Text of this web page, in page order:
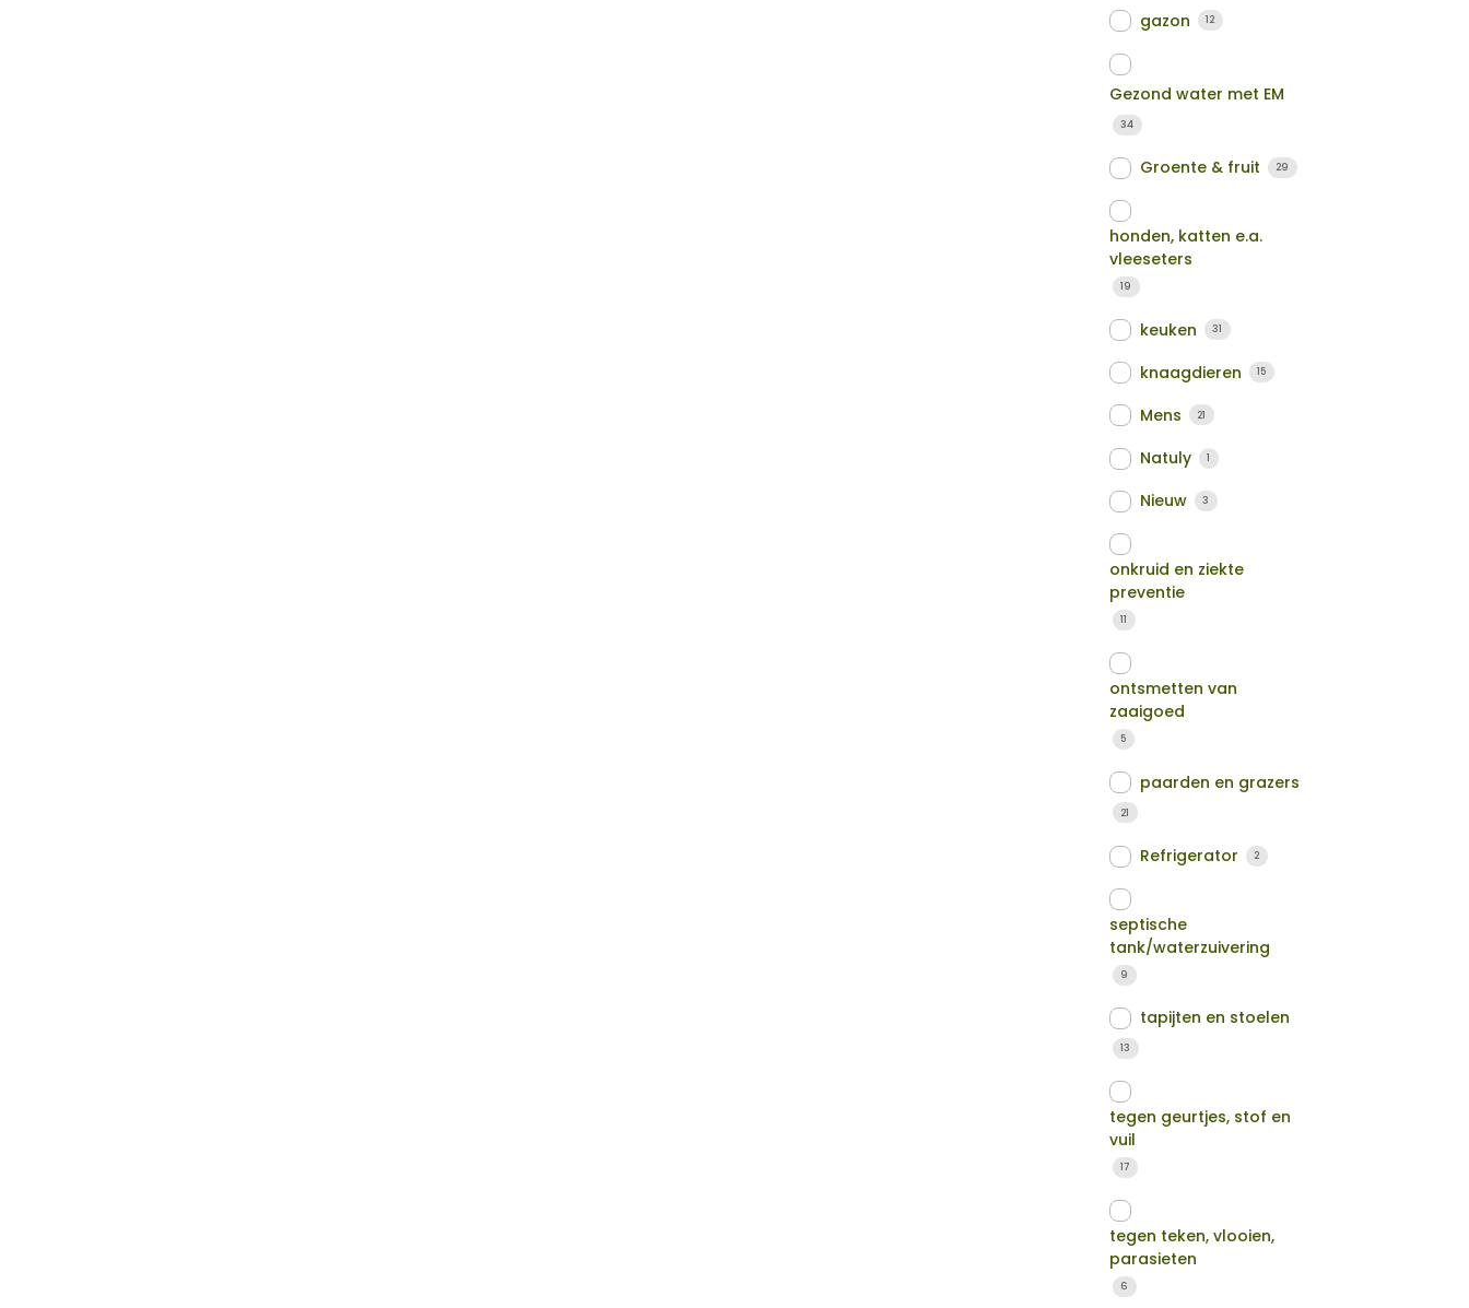
gazon 12
Gezond water met EM
34
Groente & fruit 29
honden, katten e.a.
vleeseters
19
keuken 31
knaagdieren 15
Mens 21
Natuly 1
Nieuw 3
onkruid en ziekte
preventie
11
ontsmetten van
zaaigoed
5
paarden en grazers
21
Refrigerator 2
septische
tank/waterzuivering
9
tapijten en stoelen
13
tegen geurtjes, stof en
vuil
17
tegen teken, vlooien,
parasieten
6